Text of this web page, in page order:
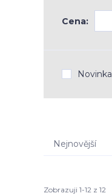
Cena:
Novinka
Nejnovější
Zobrazuji 1-12 z 12